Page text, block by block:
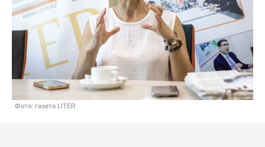
Фото: газета LITER